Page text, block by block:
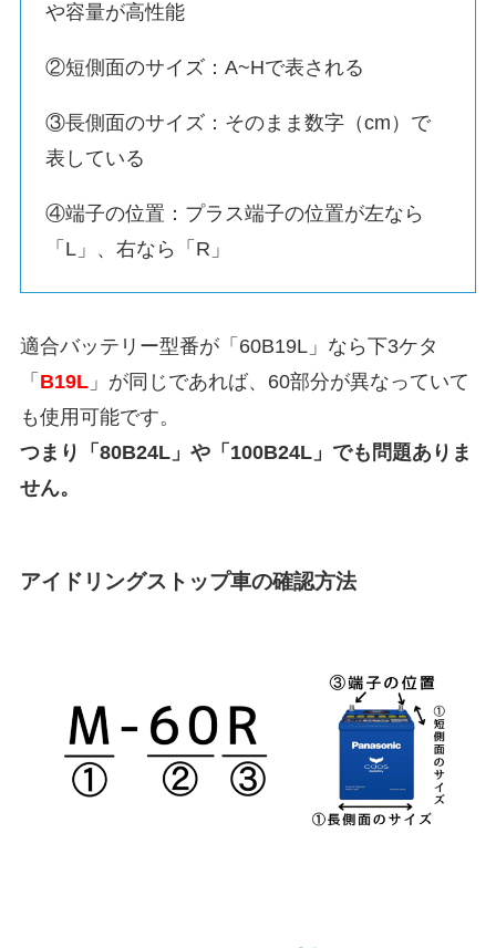
や容量が高性能
②短側面のサイズ：A~Hで表される
③長側面のサイズ：そのまま数字（cm）で
表している
④端子の位置：プラス端子の位置が左なら
「L」、右なら「R」
適合バッテリー型番が「60B19L」なら下3ケタ
「 B19L」が同じであれば、60部分が異なっていて
も使用可能です。
つまり「80B24L」や「100B24L」でも問題ありま
せん。
アイドリングストップ車の確認方法